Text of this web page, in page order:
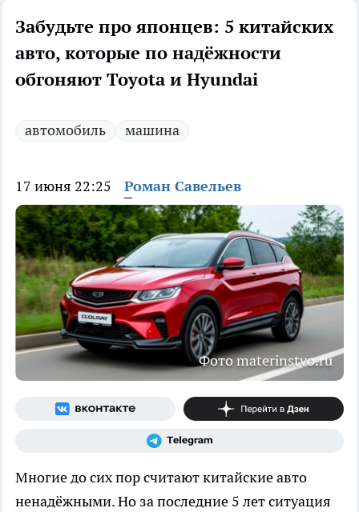
Забудьте про японцев: 5 китайских
авто, которые по надёжности
обгоняют Toyota и Hyundai
автомобиль машина
17 июня 22:25 Роман Савельев
Фото materinstvo.ru
Многие до сих пор считают китайские авто
ненадёжными. Но за последние 5 лет ситуация